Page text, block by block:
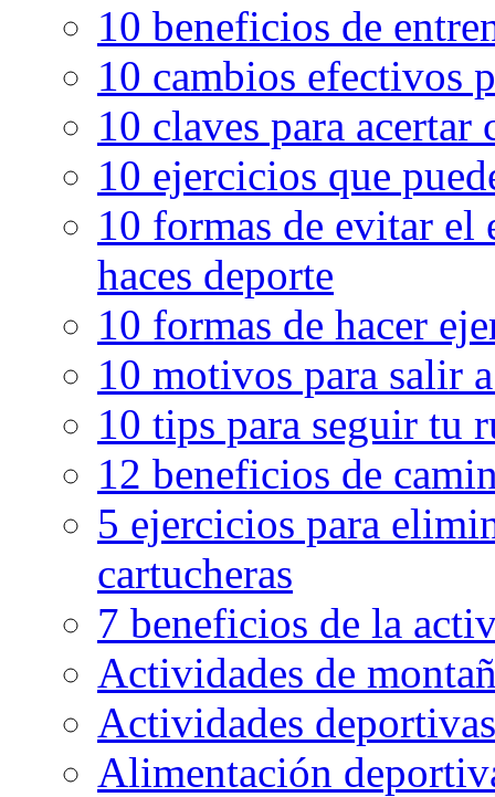
10 beneficios de
10 cambios efectivos
10 claves para
10 ejercicios que
10 formas de evitar
haces deporte
10 formas de hacer
10 motivos para salir
10 tips para seguir tu
12 beneficios de
5 ejercicios para
cartucheras
7 beneficios de la
Actividades de
Actividades
Alimentación